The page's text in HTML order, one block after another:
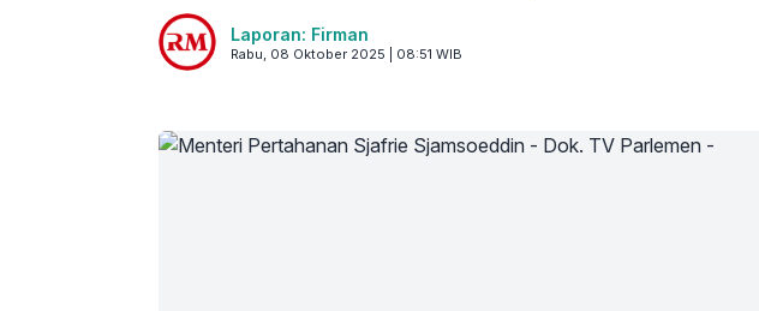
Laporan: Firman
Rabu, 08 Oktober 2025 | 08:51 WIB